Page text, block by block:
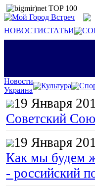
НОВОСТИСТАТЬИ
Новости
Украина
Культура
19 Января
Советский
19 Января
Как мы будем
- российский